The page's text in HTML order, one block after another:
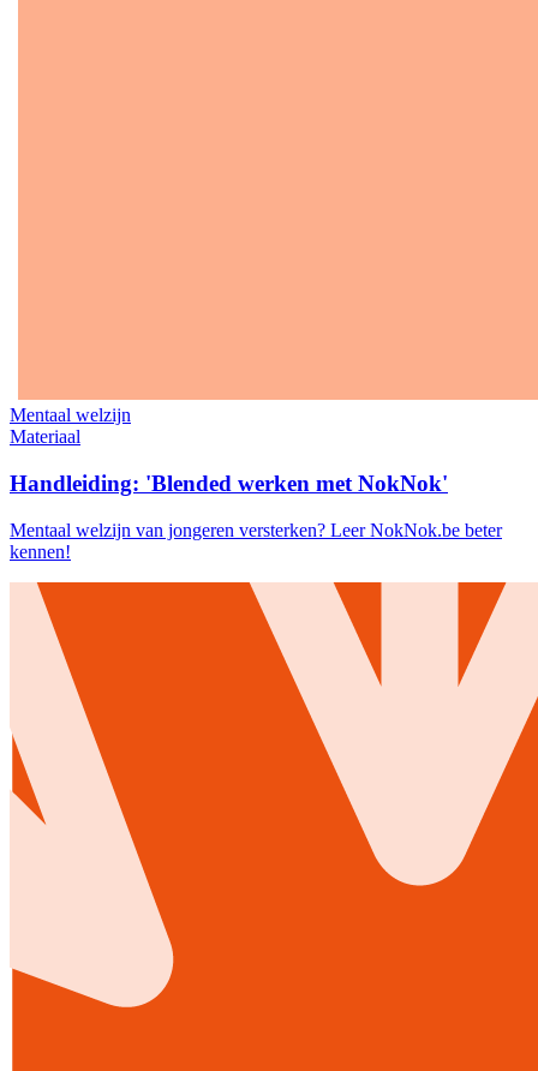
Mentaal welzijn
Materiaal
Handleiding: 'Blended werken met NokNok'
Mentaal welzijn van jongeren versterken? Leer NokNok.be beter
kennen!